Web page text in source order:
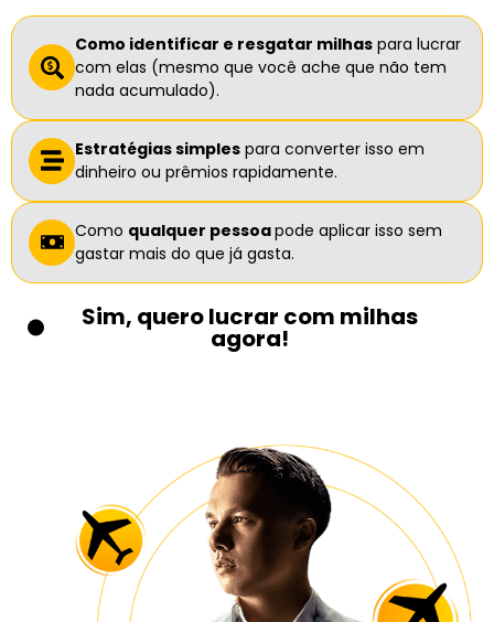
Como identificar e resgatar milhas para lucrar
com elas (mesmo que você ache que não tem
nada acumulado).
Estratégias simples para converter isso em
dinheiro ou prêmios rapidamente.
Como qualquer pessoapode aplicar isso sem
gastar mais do que já gasta.
Sim, quero lucrar com milhas
agora!